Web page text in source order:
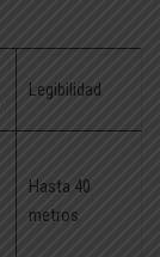
Legibilidad
Hasta 40
metros